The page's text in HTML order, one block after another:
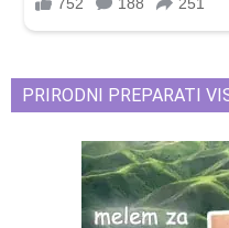
PRIRODNI PREPARATI